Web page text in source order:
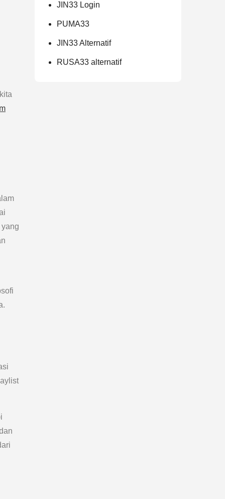
JIN33 Login
PUMA33
JIN33 Alternatif
RUSA33 alternatif